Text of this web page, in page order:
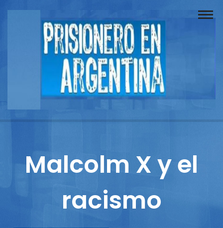
Buscador
Documentos
Reportajes
Malcolm X y el
racismo